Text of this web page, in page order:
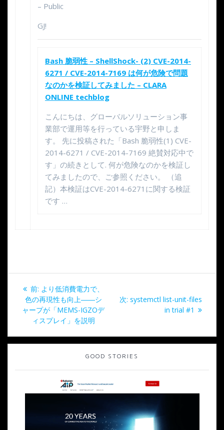
– Public
GJ!
Bash 脆弱性 – ShellShock- (2) CVE-2014-
6271 / CVE-2014-7169 は何が危険で問題
なのかを検証してみました – CLARA
ONLINE techblog
こんにちは、グローバルソリューション事
業部で運用等を行っている宇野と申しま
す。 先に投稿された「Bash 脆弱性(1) CVE-
2014-6271 / CVE-2014-7169 絶賛対応中で
す」の続きとして. 何が危険なのかを検証し
てみましたので、ご参照ください。 （追
記）本検証はCVE-2014-6271に関する検証
です …
投
稿
ビ
ゲ
前: 過
去
の
投
より低消費電力で、
色の再現性も向上――シ
ャープが「MEMS-IGZOデ
ィスプレイ」を説明
次: 次
systemctl list-unit-files
in trial #1
GOOD STORIES